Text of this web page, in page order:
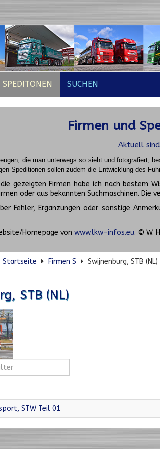
SUCHEN
Firmen und
Aktuell sind
die man unterwegs so sieht und fotografiert,
Speditionen sollen zudem die Entwicklung des
gezeigten Firmen habe ich nach bestem
oder aus bekannten Suchmaschinen. Die
Fehler, Ergänzungen oder sonstige
Homepage von www.lkw-infos.eu. © W.
Startseite Firmen S Swijnenburg, STB (NL)
STB (NL)
STW Teil 01